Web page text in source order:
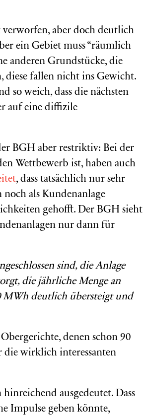
aber doch deutlich
ein Gebiet muss “räumlich
anderen Grundstücke, die
diese fallen nicht ins Gewicht.
so weich, dass die nächsten
auf eine diffizile
BGH aber restriktiv: Bei der
Wettbewerb ist, haben auch
, dass tatsächlich nur sehr
als Kundenanlage
gehofft. Der BGH sieht
nur dann für
sind, die Anlage
die jährliche Menge an
MWh deutlich übersteigt und
denen schon 90
die wirklich interessanten
ausgedeutet. Dass
Impulse geben könnte,